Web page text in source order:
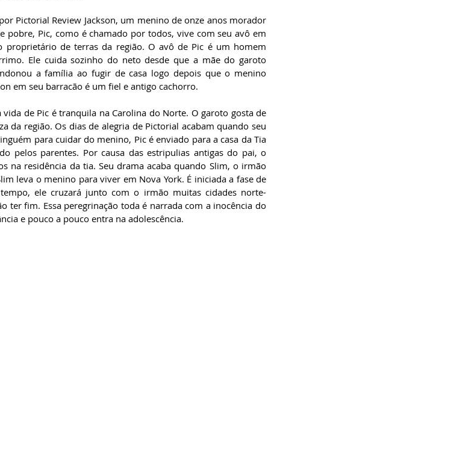
Pictorial Review Jackson, um menino de onze anos morador
pobre, Pic, como é chamado por todos, vive com seu avô em
proprietário de terras da região. O avô de Pic é um homem
Ele cuida sozinho do neto desde que a mãe do garoto
a família ao fugir de casa logo depois que o menino
em seu barracão é um fiel e antigo cachorro.
de Pic é tranquila na Carolina do Norte. O garoto gosta de
da região. Os dias de alegria de Pictorial acabam quando seu
para cuidar do menino, Pic é enviado para a casa da Tia
pelos parentes. Por causa das estripulias antigas do pai, o
na residência da tia. Seu drama acaba quando Slim, o irmão
leva o menino para viver em Nova York. É iniciada a fase de
ele cruzará junto com o irmão muitas cidades norte-
ter fim. Essa peregrinação toda é narrada com a inocência do
e pouco a pouco entra na adolescência.